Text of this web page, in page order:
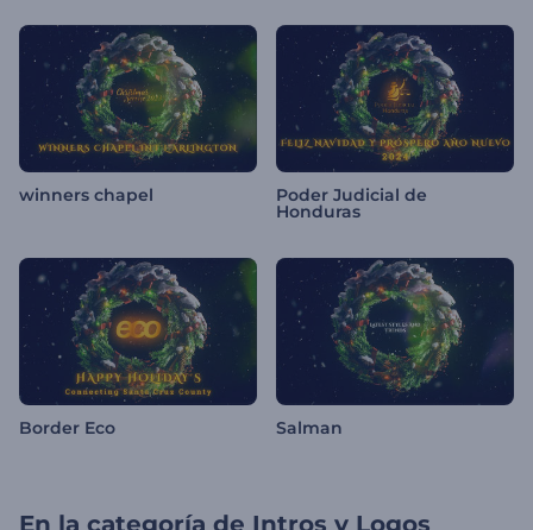
winners chapel Poder Judicial de
Honduras
Border Eco Salman